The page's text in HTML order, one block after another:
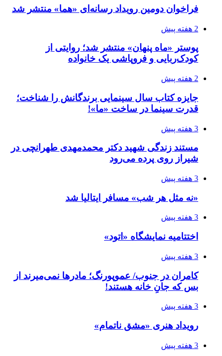
فراخوان دومین رویداد رسانه‌ای «هما» منتشر شد
2 هفته پیش
پوستر «ماه پنهان» منتشر شد؛ روایتی از
کودک‌ربایی و فروپاشی یک خانواده
2 هفته پیش
جایزه کتاب سال سینمایی برندگانش را شناخت؛
قدرت سینما در ساخت «ما»!
3 هفته پیش
مستند زندگی شهید دکتر محمدمهدی طهرانچی در
شیراز روی پرده می‌رود
3 هفته پیش
«نه مثل هر شب» مسافر ایتالیا شد
3 هفته پیش
اختتامیه نمایشگاه «اتود»
3 هفته پیش
کامران در جنوب/ عموپورنگ؛ مادرها نمی‌میرند از
بس که جانِ خانه هستند!
3 هفته پیش
رویداد هنری «مشق ناتمام»
3 هفته پیش